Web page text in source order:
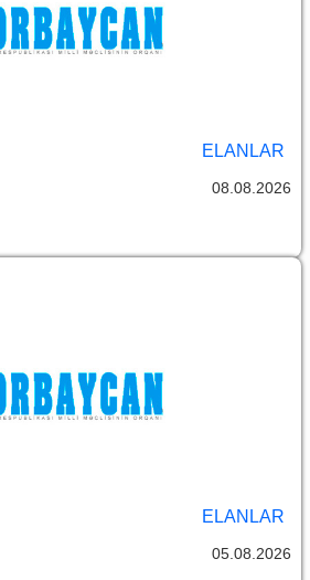
ELANLAR
08.08.2026
ELANLAR
05.08.2026